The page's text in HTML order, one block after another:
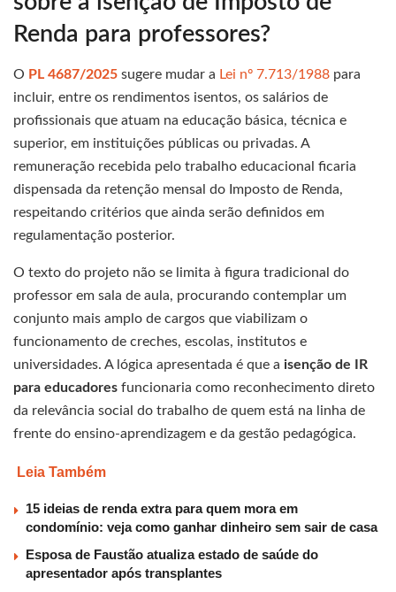
Renda para professores?
O PL 4687/2025 sugere mudar a Lei nº 7.713/1988 para
incluir, entre os rendimentos isentos, os salários de
profissionais que atuam na educação básica, técnica e
superior, em instituições públicas ou privadas. A
remuneração recebida pelo trabalho educacional ficaria
dispensada da retenção mensal do Imposto de Renda,
respeitando critérios que ainda serão definidos em
regulamentação posterior.
O texto do projeto não se limita à figura tradicional do
professor em sala de aula, procurando contemplar um
conjunto mais amplo de cargos que viabilizam o
funcionamento de creches, escolas, institutos e
universidades. A lógica apresentada é que a isenção de IR
para educadores funcionaria como reconhecimento direto
da relevância social do trabalho de quem está na linha de
frente do ensino-aprendizagem e da gestão pedagógica.
Leia Também
15 ideias de renda extra para quem mora em
condomínio: veja como ganhar dinheiro sem sair de casa
Esposa de Faustão atualiza estado de saúde do
apresentador após transplantes